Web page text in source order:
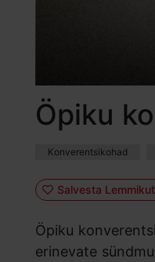
Öpiku
Konverentsikohad
Salvesta
Öpiku
erinevate